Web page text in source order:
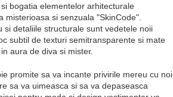
bogatia elementelor arhitecturale
misterioasa si senzuala "SkinCode".
si detaliile structurale sunt vedetele noii
subtil de texturi semitransparente si mate
aura de diva si mister.
promite sa va incante privirile mereu cu noi
sa va uimeasca si sa va depaseasca